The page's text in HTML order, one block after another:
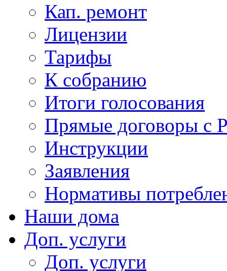
Кап. ремонт
Лицензии
Тарифы
К собранию
Итоги голосования
Прямые договоры с
Инструкции
Заявления
Нормативы
Наши дома
Доп. услуги
Доп. услуги